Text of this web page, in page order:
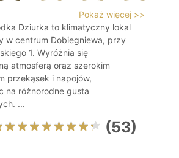
Pokaż więcej >>
Dziurka to klimatyczny lokal
w centrum Dobiegniewa, przy
1. Wyróżnia się
atmosferą oraz szerokim
przekąsek i napojów,
na różnorodne gusta
...
(53)